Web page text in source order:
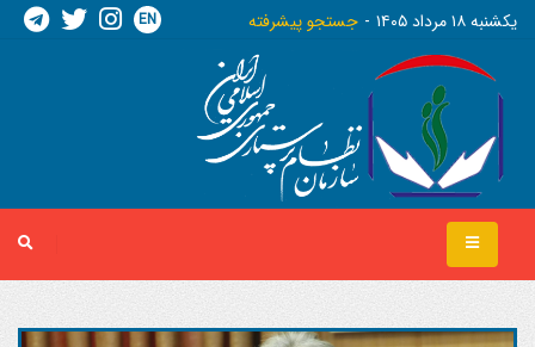
يکشنبه ١٨ مرداد ١٤٠٥ جستجو پیشرفته EN